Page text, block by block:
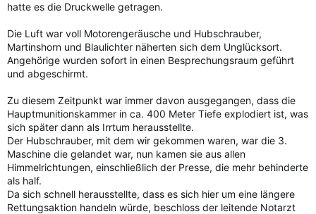
hatte es die Druckwelle getragen.
Die Luft war voll Motorengeräusche und Hubschrauber,
Martinshorn und Blaulichter näherten sich dem Unglücksort.
Angehörige wurden sofort in einen Besprechungsraum geführt
und abgeschirmt.
Zu diesem Zeitpunkt war immer davon ausgegangen, dass die
Hauptmunitionskammer in ca. 400 Meter Tiefe explodiert ist, was
sich später dann als Irrtum herausstellte.
Der Hubschrauber, mit dem wir gekommen waren, war die 3.
Maschine die gelandet war, nun kamen sie aus allen
Himmelrichtungen, einschließlich der Presse, die mehr behinderte
als half.
Da sich schnell herausstellte, dass es sich hier um eine längere
Rettungsaktion handeln würde, beschloss der leitende Notarzt